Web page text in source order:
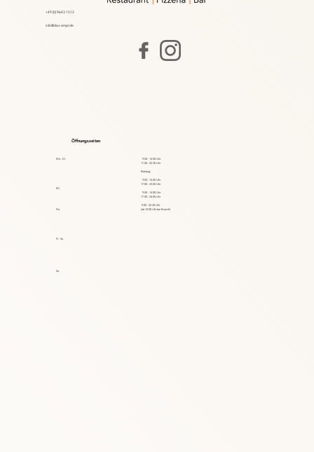
+49 (0) 9643 1512
info@das-simpl.de
Öffnungszeiten
Mo - Di
Mi
Do
Fr - Sa
So
9.00 - 14.00 Uhr
17.00 - 22.30 Uhr
Ruhetag
9.00 - 14.00 Uhr
17.00 - 23.00 Uhr
9.00 - 14.00 Uhr
17.00 - 24.00 Uhr
9.00 - 22.30 Uhr
(ab 10.00 Uhr bei Brunch)